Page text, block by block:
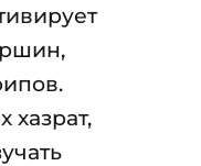
хазрат,